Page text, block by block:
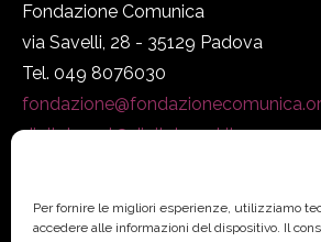
Per fornire le migliori esperienze, utilizziamo
accedere alle informazioni del dispositivo. Il
Fondazione Comunica
via Savelli, 28 - 35129 Padova
Tel. 049 8076030
digitalmeet@digitalmeet.it